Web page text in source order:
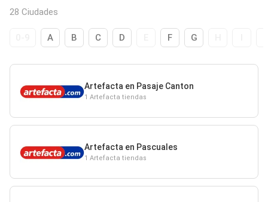
28 Ciudades
A B C D F G
Artefacta en Pasaje Canton
1 Artefacta tiendas
Artefacta en Pascuales
1 Artefacta tiendas